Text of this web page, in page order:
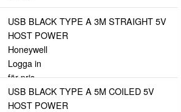
USB BLACK TYPE A 3M STRAIGHT 5V
HOST POWER
Honeywell
Logga in
för pris
USB BLACK TYPE A 5M COILED 5V
HOST POWER